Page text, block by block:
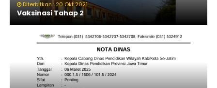
Diterbitkan : 20 Okt 2021
Vaksinasi Tahap 2